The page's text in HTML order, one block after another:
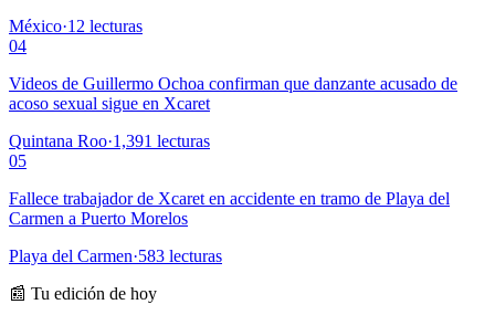
México·12 lecturas
04
Videos de Guillermo Ochoa confirman que danzante acusado de
acoso sexual sigue en Xcaret
Quintana Roo·1,391 lecturas
05
Fallece trabajador de Xcaret en accidente en tramo de Playa del
Carmen a Puerto Morelos
Playa del Carmen·583 lecturas
📰 Tu edición de hoy